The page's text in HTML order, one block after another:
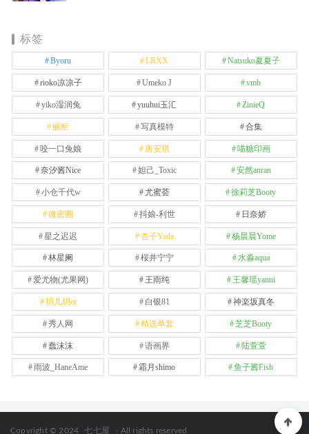
标签
Byoru LRXX Natsuko夏夏子
rioko凉凉子 Umeko J vmb
yiko湿润兔 yuuhui玉汇 ZinieQ
丽柜 写真模特 合集
咬一口兔娘 唐安琪 喵糖印画
奈汐酱Nice 妲己_Toxic 安然anran
小仓千代w 尤蜜荟 徐莉芝Booty
微密圈 抖娘-利世 日奈娇
星之迟迟 杏子Yada 杨晨晨Yome
林星阑 桜井宁宁 水淼aqua
爱尤物(尤果网) 王雨纯 王馨瑶yanni
玥儿玥er 白银81 神楽坂真冬
秀人网 精选单套 芝芝Booty
蠢沫沫 语画界 陆萱萱
雨波_HaneAme 霜月shimo 鱼子酱Fish
Copyright © 2024 七七屋 - All rights reserved